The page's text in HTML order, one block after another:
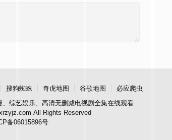
搜狗蜘蛛 奇虎地图 谷歌地图
必应爬虫
综艺娱乐、高清无删减电视剧全集在线观看
All Rights Reserved
备06015896号